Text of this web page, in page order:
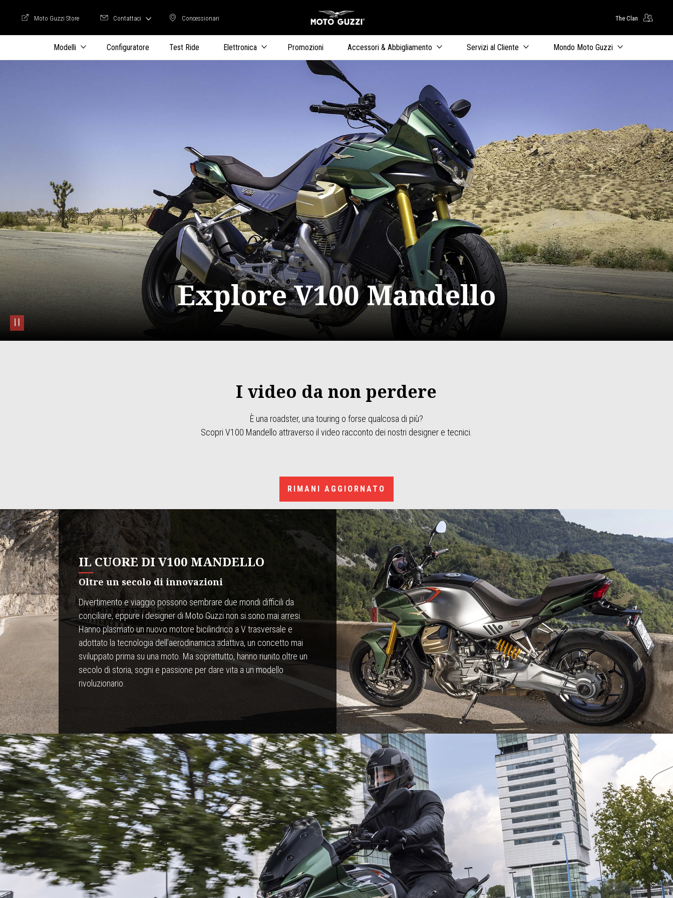
Concessionari
Concessionari
Moto Guzzi Store
Moto Guzzi Store Contattaci The Clan
Modelli Configuratore Test Ride Elettronica Promozioni Accessori & Abbigliamento Servizi al Cliente Mondo Moto Guzzi
Explore V100 Mandello
I video da non perdere
È una roadster, una touring o forse qualcosa di più?
Scopri V100 Mandello attraverso il video racconto dei nostri designer e tecnici.
RIMANI AGGIORNATO
IL CUORE DI V100 MANDELLO
Oltre un secolo di innovazioni
Divertimento e viaggio possono sembrare due mondi difficili da
conciliare, eppure i designer di Moto Guzzi non si sono mai arresi.
Hanno plasmato un nuovo motore bicilindrico a V trasversale e
adottato la tecnologia dell’aerodinamica adattiva, un concetto mai
sviluppato prima su una moto. Ma soprattutto, hanno riunito oltre un
secolo di storia, sogni e passione per dare vita a un modello
rivoluzionario.